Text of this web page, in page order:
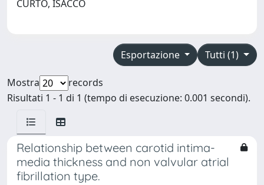
CURTO, ISACCO
Tutti (1)
Esportazione
Mostra
records
Risultati 1 - 1 di 1 (tempo di esecuzione: 0.001 secondi).
Relationship between carotid intima-
media thickness and non valvular atrial
fibrillation type.